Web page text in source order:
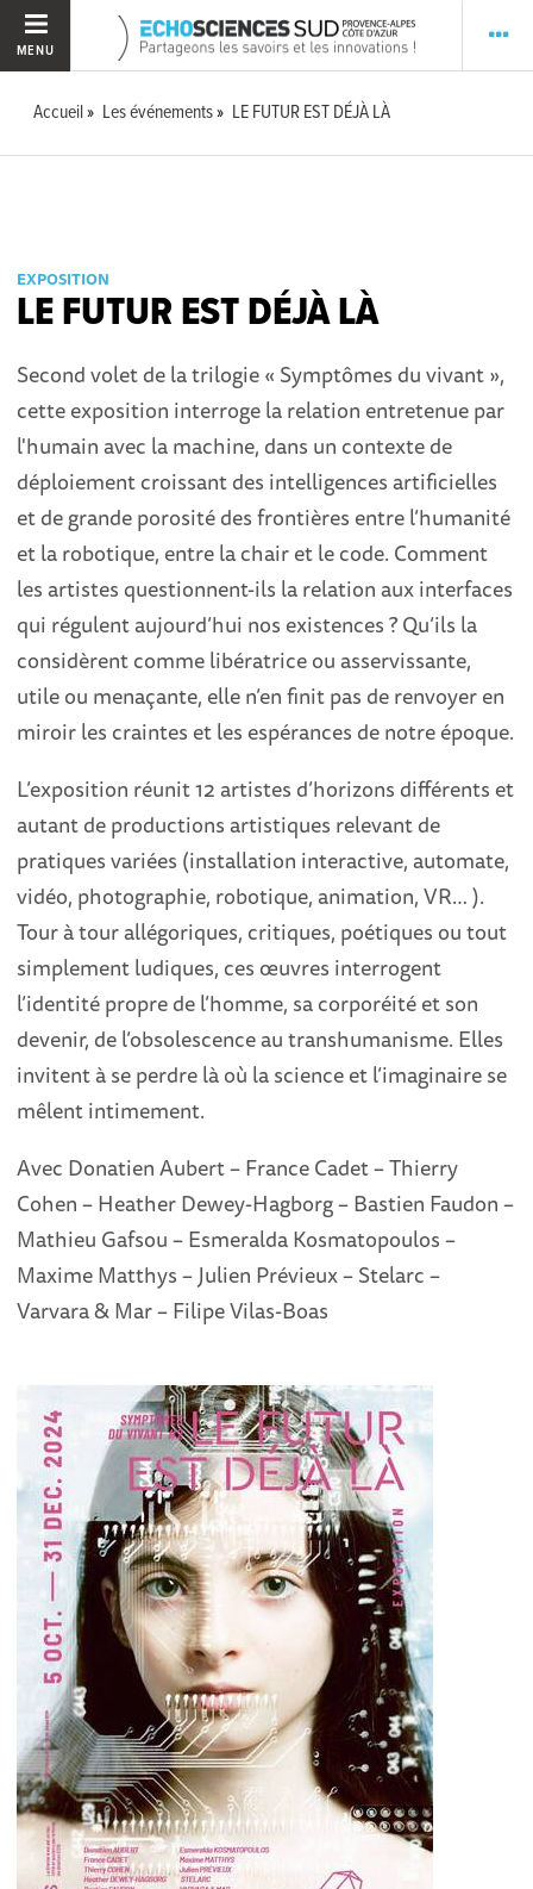
MENU
Accueil Les événements LE FUTUR EST DÉJÀ LÀ
EXPOSITION
LE FUTUR EST DÉJÀ LÀ
Second volet de la trilogie « Symptômes du vivant »,
cette exposition interroge la relation entretenue par
l'humain avec la machine, dans un contexte de
déploiement croissant des intelligences artificielles
et de grande porosité des frontières entre l’humanité
et la robotique, entre la chair et le code. Comment
les artistes questionnent-ils la relation aux interfaces
qui régulent aujourd’hui nos existences ? Qu’ils la
considèrent comme libératrice ou asservissante,
utile ou menaçante, elle n’en finit pas de renvoyer en
miroir les craintes et les espérances de notre époque.
L’exposition réunit 12 artistes d’horizons différents et
autant de productions artistiques relevant de
pratiques variées (installation interactive, automate,
vidéo, photographie, robotique, animation, VR… ).
Tour à tour allégoriques, critiques, poétiques ou tout
simplement ludiques, ces œuvres interrogent
l’identité propre de l’homme, sa corporéité et son
devenir, de l’obsolescence au transhumanisme. Elles
invitent à se perdre là où la science et l’imaginaire se
mêlent intimement.
Avec Donatien Aubert – France Cadet – Thierry
Cohen – Heather Dewey-Hagborg – Bastien Faudon –
Mathieu Gafsou – Esmeralda Kosmatopoulos –
Maxime Matthys – Julien Prévieux – Stelarc –
Varvara & Mar – Filipe Vilas-Boas